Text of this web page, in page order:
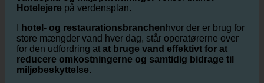
Vand er en dyrebar ressource, og bevidsthed om
vandspild og miljøpåvirkningervokser blandt
Hotelejerepå verdensplan.
Ihotel- og restaurationsbranchenhvor der er brug for
store mængder vand hver dag, står operatørerne over
for den udfordring at